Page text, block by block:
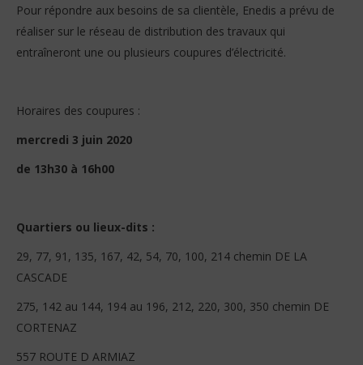
Pour répondre aux besoins de sa clientèle, Enedis a prévu de
réaliser sur le réseau de distribution des travaux qui
entraîneront une ou plusieurs coupures d’électricité.
Horaires des coupures :
mercredi 3 juin 2020
de 13h30 à 16h00
Quartiers ou lieux-dits :
29, 77, 91, 135, 167, 42, 54, 70, 100, 214 chemin DE LA
CASCADE
275, 142 au 144, 194 au 196, 212, 220, 300, 350 chemin DE
CORTENAZ
557 ROUTE D ARMIAZ